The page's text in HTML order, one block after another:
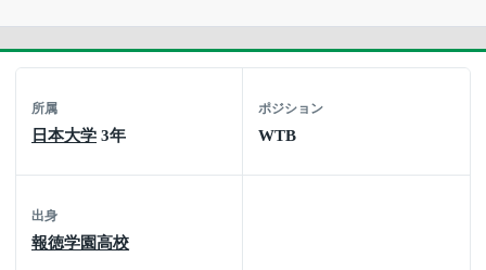
所属
日本大学 3年
ポジション
WTB
出身
報徳学園高校